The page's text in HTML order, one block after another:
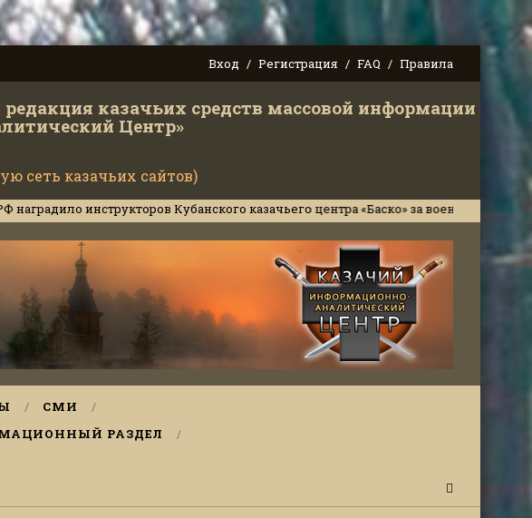
Вход Регистрация FAQ Правила
казачьих средств массовой информации
Центр»
сеть казачьих сайтов)
инструкторов Кубанского казачьего центра «Баско» за военное сотрудничество
СМИ
РАЗДЕЛ